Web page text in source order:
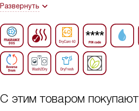
Развернуть
С этим товаром покупают